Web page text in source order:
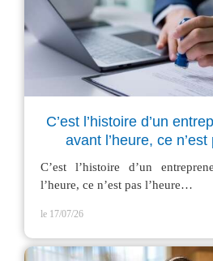
C’est l’histoire d’un
avant l’heure, ce
C’est l’histoire d’un
l’heure, ce n’est pas l’heure…
le 17/07/26